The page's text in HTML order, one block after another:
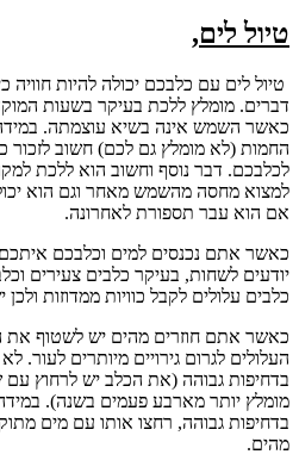
טיול לים,
טיול לים עם כלבכם יכולה להיות
דברים. מומלץ ללכת בעיקר בשעות
כאשר השמש אינה בשיא עוצמתה.
החמות (לא מומלץ גם לכם) חשוב לזכור
לכלבכם. דבר נוסף וחשוב הוא ללכת
למצוא מחסה מהשמש מאחר וגם הוא
אם הוא עבר תספורת לאחרונה.
כאשר אתם נכנסים למים וכלבכם
יודעים לשחות, בעיקר כלבים צעירים
כלבים עלולים לקבל כוויות ממדוזות
כאשר אתם חוזרים מהים יש לשטוף את
העלולים לגרום גירויים מיותרים לעור.
בדחיפות גבוהה (את הכלב יש לרחוץ עם
מומלץ יותר מארבע פעמים בשנה).
בדחיפות גבוהה, רחצו אותו עם מים
מהים.